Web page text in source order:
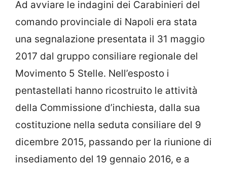
Ad avviare le indagini dei Carabinieri del
comando provinciale di Napoli era stata
una segnalazione presentata il 31 maggio
2017 dal gruppo consiliare regionale del
Movimento 5 Stelle. Nell’esposto i
pentastellati hanno ricostruito le attività
della Commissione d’inchiesta, dalla sua
costituzione nella seduta consiliare del 9
dicembre 2015, passando per la riunione di
insediamento del 19 gennaio 2016, e a